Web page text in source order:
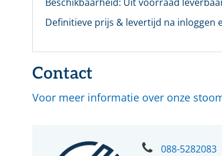
Definitieve prijs & levertijd na inloggen
Contact
Voor meer informatie over onze
088-5282083